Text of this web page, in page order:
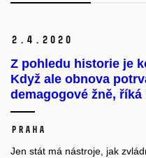
2. 4. 2020
Z pohledu historie je
Když ale obnova
demagogové žně,
Praha
Jen stát má nástroje, jak